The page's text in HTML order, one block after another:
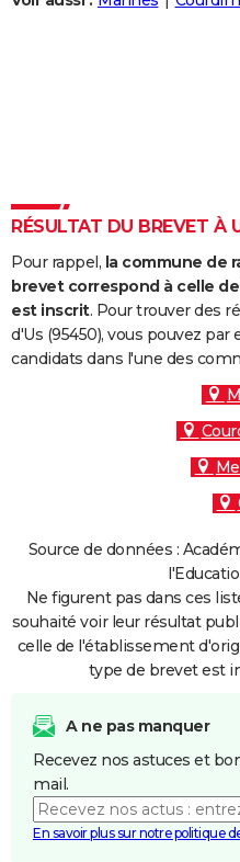
DICTIONNAIRE
COPAINS D'AVANT
S'inscrire
Se connecter
Lycées
Collèges
Primaires
Universités
Entreprises
Service militaire
Avis de recherche
AVIS DE DÉCÈS
RÉSULTAT DU BREVET À
Pour rappel, la commune de
brevet correspond à celle
est inscrit. Pour trouver des
d'Us (95450), vous pouvez
candidats dans l'une des
Source de données :
Ne figurent pas dans ces
souhaité voir leur résultat
celle de l'établissement
type de brevet est
A ne pas manquer
Recevez nos astuces et
mail.
En savoir plus sur notre politique